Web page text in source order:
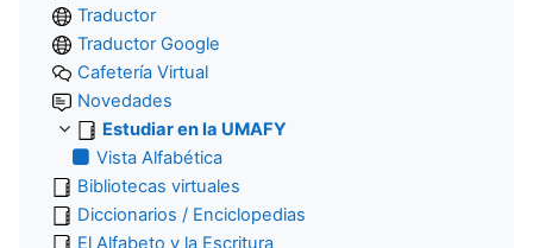
Traductor
Traductor Google
Cafetería Virtual
Novedades
Estudiar en la UMAFY
Vista Alfabética
Bibliotecas virtuales
Diccionarios / Enciclopedias
El Alfabeto y la Escritura